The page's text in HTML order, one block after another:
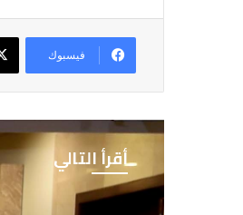
فيسبوك
أقرأ التالي